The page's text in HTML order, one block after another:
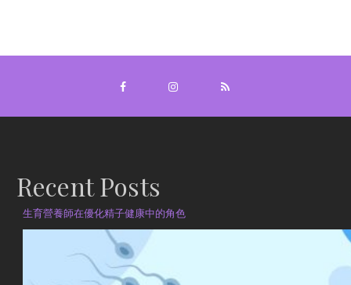
Recent Posts
生育營養師在優化精子健康中的角色